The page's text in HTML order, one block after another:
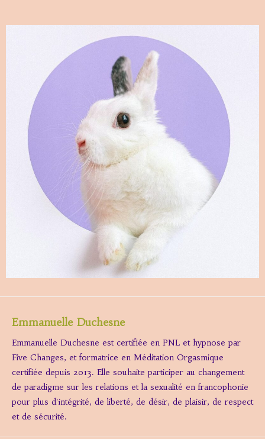
Emmanuelle Duchesne
Emmanuelle Duchesne est certifiée en PNL et hypnose par
Five Changes, et formatrice en Méditation Orgasmique
certifiée depuis 2013. Elle souhaite participer au changement
de paradigme sur les relations et la sexualité en francophonie
pour plus d'intégrité, de liberté, de désir, de plaisir, de respect
et de sécurité.